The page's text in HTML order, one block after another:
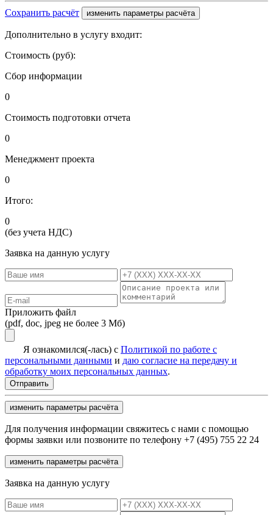
Сохранить расчёт изменить параметры расчёта
Дополнительно в услугу входит:
Стоимость (руб):
Сбор информации
0
Стоимость подготовки отчета
0
Менеджмент проекта
0
Итого:
0
(без учета НДС)
Заявка на данную услугу
Приложить файл
(pdf, doc, jpeg не более 3 Мб)
Я ознакомился(-лась) с Политикой по работе с
персональными данными и даю согласие на передачу и
обработку моих персональных данных.
изменить параметры расчёта
Для получения информации свяжитесь с нами с помощью
формы заявки или позвоните по телефону +7 (495) 755 22 24
изменить параметры расчёта
Заявка на данную услугу